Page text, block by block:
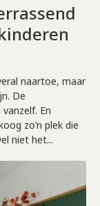
naartoe, maar
De
En
zo’n plek die
niet het...